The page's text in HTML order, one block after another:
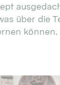
über die
können.